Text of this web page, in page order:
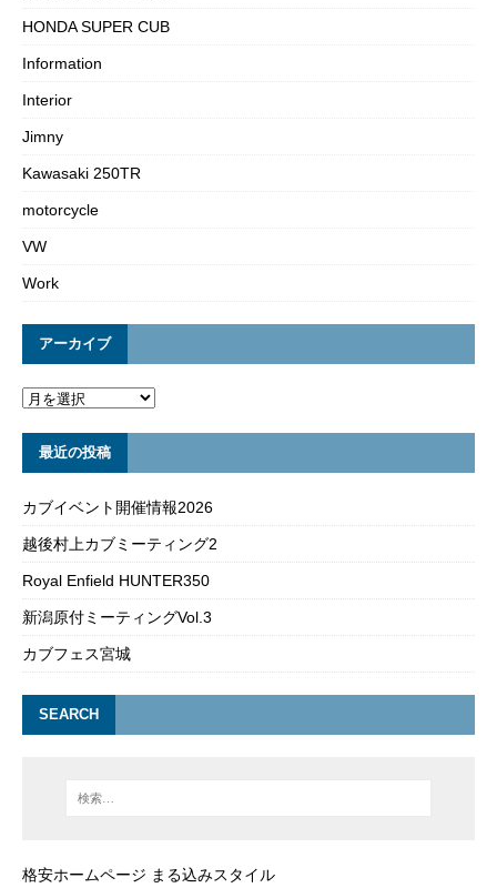
HONDA SUPER CUB
Information
Interior
Jimny
Kawasaki 250TR
motorcycle
VW
Work
アーカイブ
最近の投稿
カブイベント開催情報2026
越後村上カブミーティング2
Royal Enfield HUNTER350
新潟原付ミーティングVol.3
カブフェス宮城
SEARCH
格安ホームページ まる込みスタイル